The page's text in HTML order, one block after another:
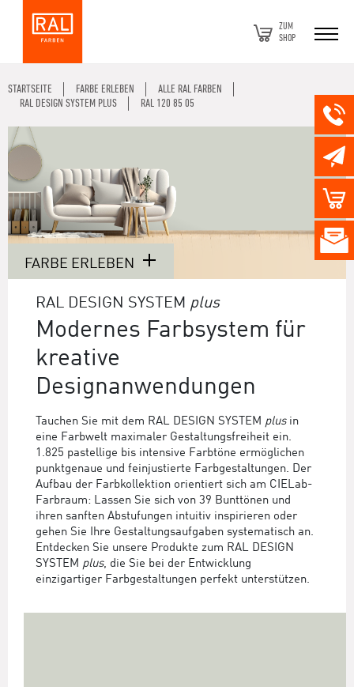
ZUM
SHOP
STARTSEITE FARBE ERLEBEN
ALLE RAL FARBEN
RAL DESIGN SYSTEM PLUS
RAL 120 85 05
FARBE ERLEBEN
RAL DESIGN SYSTEM plus
Modernes Farbsystem für
kreative
Designanwendungen
Tauchen Sie mit dem RAL DESIGN SYSTEM plusin
eine Farbwelt maximaler Gestaltungsfreiheit ein.
1.825 pastellige bis intensive Farbtöne ermöglichen
punktgenaue und feinjustierte Farbgestaltungen. Der
Aufbau der Farbkollektion orientiert sich am CIELab-
Farbraum: Lassen Sie sich von 39 Bunttönen und
ihren sanften Abstufungen intuitiv inspirieren oder
gehen Sie Ihre Gestaltungsaufgaben systematisch an.
Entdecken Sie unsere Produkte zum RAL DESIGN
SYSTEM plus, die Sie bei der Entwicklung
einzigartiger Farbgestaltungen perfekt unterstützen.